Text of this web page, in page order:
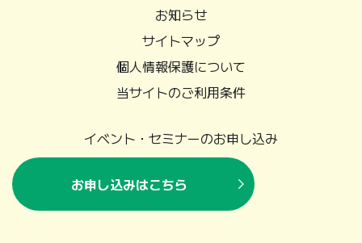
お知らせ
サイトマップ
個人情報保護について
当サイトのご利用条件
イベント・セミナーのお申し込み
お申し込みはこちら